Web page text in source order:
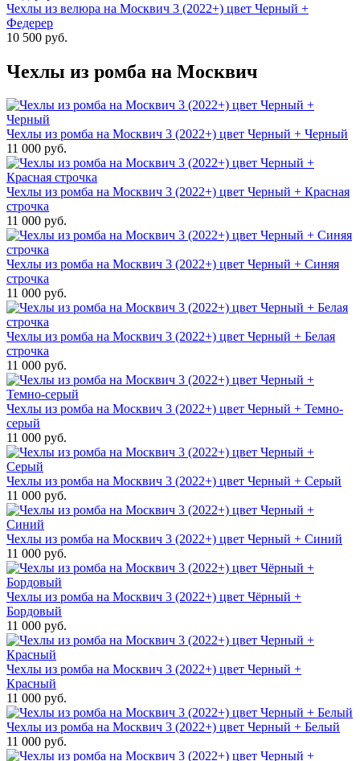
Чехлы из велюра на Москвич 3 (2022+) цвет Черный +
Федерер
10 500 руб.
Чехлы из ромба на Москвич
Чехлы из ромба на Москвич 3 (2022+) цвет Черный + Черный
11 000 руб.
Чехлы из ромба на Москвич 3 (2022+) цвет Черный + Красная
строчка
11 000 руб.
Чехлы из ромба на Москвич 3 (2022+) цвет Черный + Синяя
строчка
11 000 руб.
Чехлы из ромба на Москвич 3 (2022+) цвет Черный + Белая
строчка
11 000 руб.
Чехлы из ромба на Москвич 3 (2022+) цвет Черный + Темно-
серый
11 000 руб.
Чехлы из ромба на Москвич 3 (2022+) цвет Черный + Серый
11 000 руб.
Чехлы из ромба на Москвич 3 (2022+) цвет Черный + Синий
11 000 руб.
Чехлы из ромба на Москвич 3 (2022+) цвет Чёрный +
Бордовый
11 000 руб.
Чехлы из ромба на Москвич 3 (2022+) цвет Черный +
Красный
11 000 руб.
Чехлы из ромба на Москвич 3 (2022+) цвет Черный + Белый
11 000 руб.